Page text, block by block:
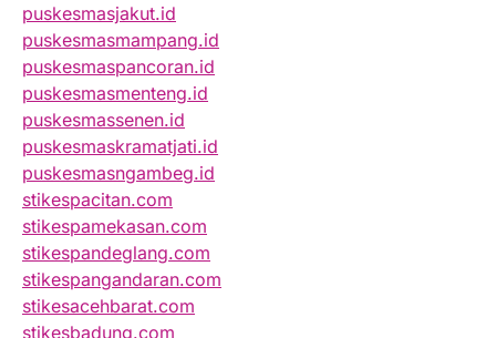
puskesmasjakut.id
puskesmasmampang.id
puskesmaspancoran.id
puskesmasmenteng.id
puskesmassenen.id
puskesmaskramatjati.id
puskesmasngambeg.id
stikespacitan.com
stikespamekasan.com
stikespandeglang.com
stikespangandaran.com
stikesacehbarat.com
stikesbadung.com